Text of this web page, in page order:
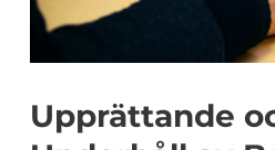
Upprättande